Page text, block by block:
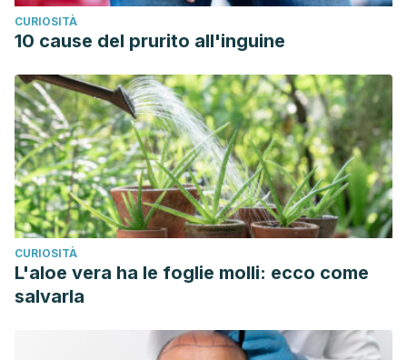
CURIOSITÀ
10 cause del prurito all'inguine
CURIOSITÀ
L'aloe vera ha le foglie molli: ecco come
salvarla